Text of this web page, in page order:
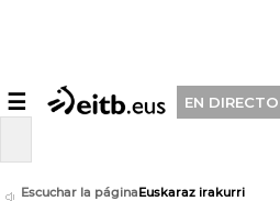
☰ EN DIRECTO
Escuchar la páginaEuskaraz irakurri